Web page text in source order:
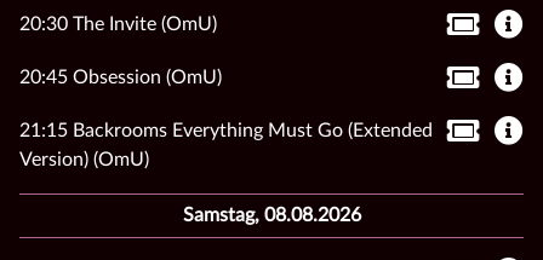
20:30 The Invite (OmU)
20:45 Obsession (OmU)
21:15 Backrooms Everything Must Go (Extended
Version) (OmU)
Samstag, 08.08.2026